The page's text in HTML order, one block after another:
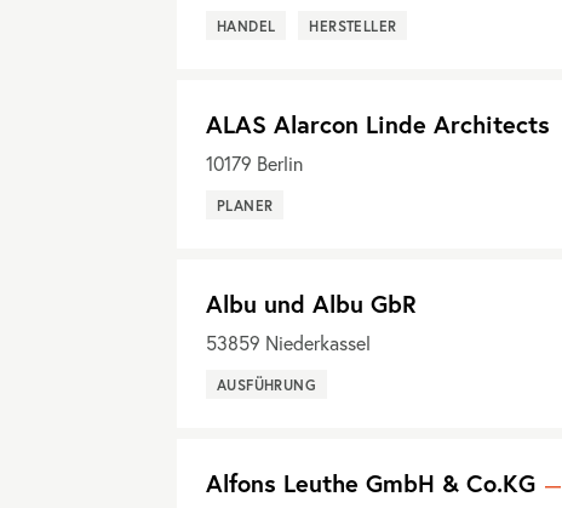
HANDEL HERSTELLER
ALAS Alarcon Linde Architects
10179 Berlin
PLANER
Albu und Albu GbR
53859 Niederkassel
AUSFÜHRUNG
Alfons Leuthe GmbH & Co.KG